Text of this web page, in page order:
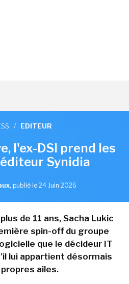
/ EDITEUR
l'ex-DSI prend les
Synidia
, publié le 24 Juin 2026
de 11 ans, Sacha Lukic
spin-off du groupe
que le décideur IT
lui appartient désormais
ailes.